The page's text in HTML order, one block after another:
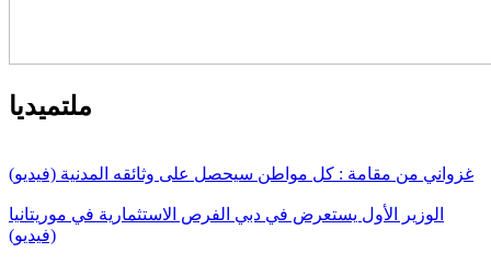
ملتميديا
غزواني من مقامة : كل مواطن سيحصل على وثائقه المدنية (فيديو)
الوزير الأول يستعرض في دبي الفرص الاستثمارية في موريتانيا
(فيديو)